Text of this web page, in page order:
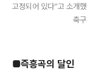
고정되어 있다”고 소개
축
■즉흥곡의 달인